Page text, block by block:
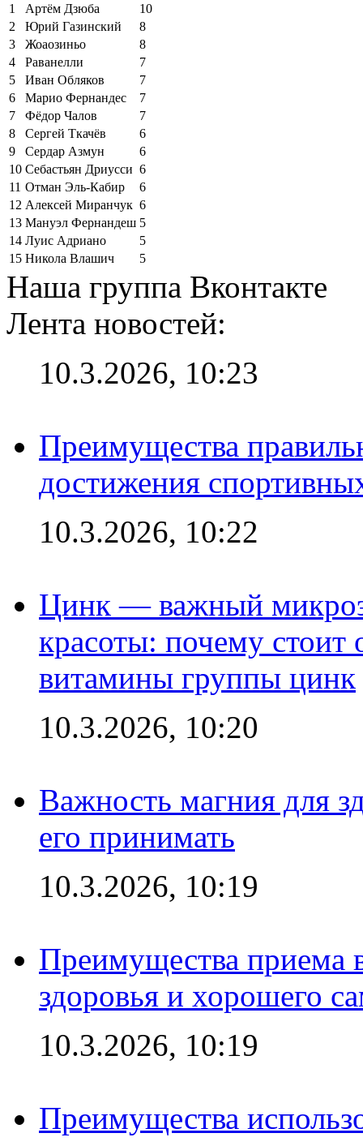
1
Артём Дзюба
10
2
Юрий Газинский
8
3
Жоаозиньо
8
4
Раванелли
7
5
Иван Обляков
7
6
Марио Фернандес
7
7
Фёдор Чалов
7
8
Сергей Ткачёв
6
9
Сердар Азмун
6
10 Себастьян Дриусси 6
11 Отман Эль-Кабир
6
12 Алексей Миранчук 6
13 Мануэл Фернандеш 5
14 Луис Адриано
5
15 Никола Влашич 5
Наша группа Вконтакте
Лента новостей:
10.3.2026, 10:23
Преимущества
достижения
10.3.2026, 10:22
Цинк — важный
красоты: почему стоит
витамины группы цинк
10.3.2026, 10:20
Важность магния для
его принимать
10.3.2026, 10:19
Преимущества приема
здоровья и хорошего
10.3.2026, 10:19
Преимущества